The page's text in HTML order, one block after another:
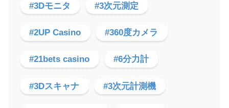
#3Dモニタ #3次元測定
#2UP Casino #360度カメラ
#21bets casino #6分力計
#3Dスキャナ #3次元計測機